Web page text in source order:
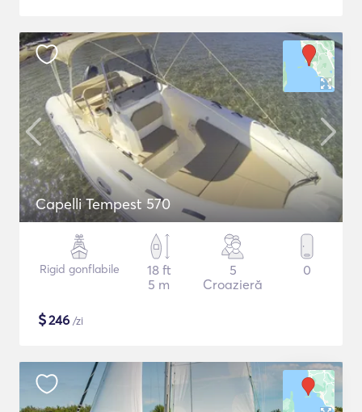
Capelli Tempest 570
Rigid gonflabile
18 ft
5 m
5
Croazieră
0
$246 /zi